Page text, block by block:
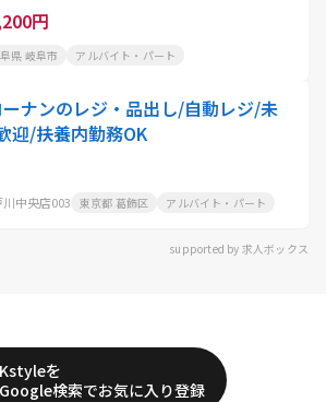
円
県 岐阜市 アルバイト・パート
ナンのレジ・品出し/自動レジ/未
迎/扶養内勤務OK
中央店003 東京都 葛飾区 アルバイト・パート
supported by 求人ボックス
Kstyleを
Google検索でお気に入り登録